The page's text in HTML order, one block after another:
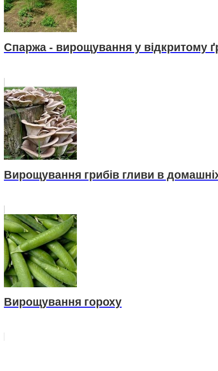
Спаржа - вирощування у відкритому
Вирощування грибів гливи в
Вирощування гороху